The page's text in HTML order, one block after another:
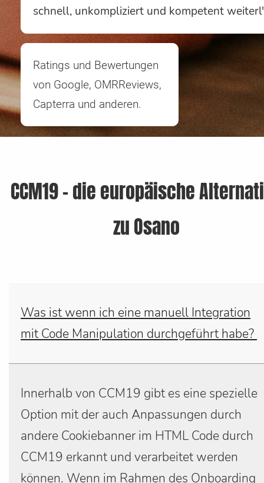
schnell, unkompliziert und kompetent
Ratings und Bewertungen
von Google, OMRReviews,
Capterra und anderen.
CCM19 – die europäische
zu Osano
Was ist wenn ich eine manuell Integration
mit Code Manipulation durchgeführt habe?
Innerhalb von CCM19 gibt es eine spezielle
Option mit der auch Anpassungen durch
andere Cookiebanner im HTML Code durch
CCM19 erkannt und verarbeitet werden
können. Wenn im Rahmen des Onboarding